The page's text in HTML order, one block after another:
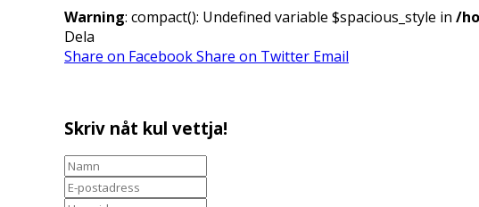
Warning: compact(): Undefined variable $spacious_style in /
Dela
Share on FacebookShare on Twitter Email
Skriv nåt kul vettja!